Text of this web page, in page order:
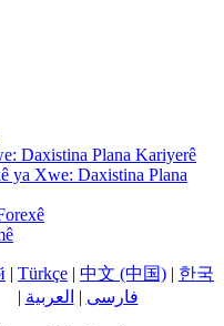
Daxistina Plana Kariyerê
ya Xwe: Daxistina Plana
| Türkçe | 中文 (中国) | 한국
| العربية | فارسی